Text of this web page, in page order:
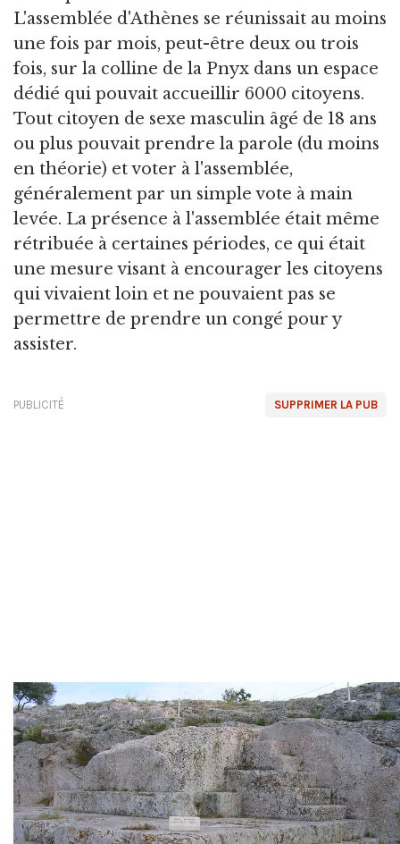
L'assemblée d'Athènes se réunissait au moins
une fois par mois, peut-être deux ou trois
fois, sur la colline de la Pnyx dans un espace
dédié qui pouvait accueillir 6000 citoyens.
Tout citoyen de sexe masculin âgé de 18 ans
ou plus pouvait prendre la parole (du moins
en théorie) et voter à l'assemblée,
généralement par un simple vote à main
levée. La présence à l'assemblée était même
rétribuée à certaines périodes, ce qui était
une mesure visant à encourager les citoyens
qui vivaient loin et ne pouvaient pas se
permettre de prendre un congé pour y
assister.
SUPPRIMER LA PUB
PUBLICITÉ